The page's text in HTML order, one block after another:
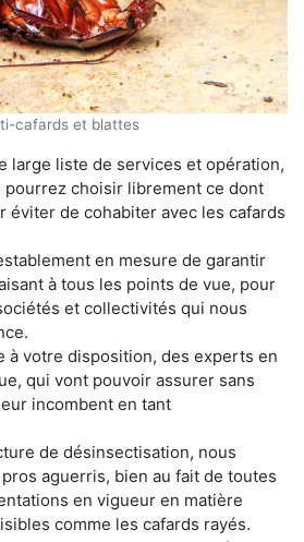
cafards et blattes
large liste de services et opération,
pourrez choisir librement ce dont
éviter de cohabiter avec les cafards
en mesure de garantir
à tous les points de vue, pour
et collectivités qui nous
à votre disposition, des experts en
qui vont pouvoir assurer sans
incombent en tant
de désinsectisation, nous
aguerris, bien au fait de toutes
en vigueur en matière
comme les cafards rayés.